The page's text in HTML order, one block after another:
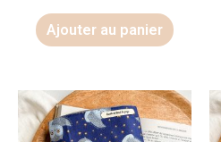
Ajouter au panier